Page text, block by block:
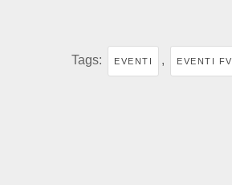
Tags: EVENTI , EVENTI